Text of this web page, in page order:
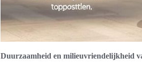
Duurzaamheid en milieuvriendelijkheid